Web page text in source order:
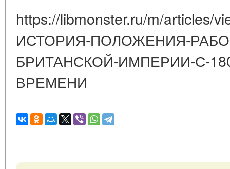
https://libmonster.ru/m/
ИСТОРИЯ-ПОЛОЖЕНИЯ-
БРИТАНСКОЙ-ИМПЕРИИ-С-
ВРЕМЕНИ